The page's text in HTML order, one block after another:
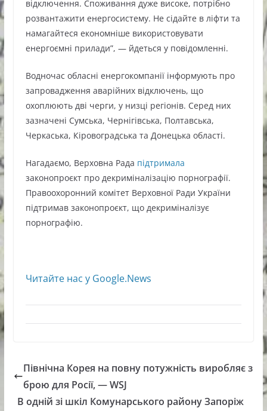
відключення. Споживання дуже високе, потрібно
розвантажити енергосистему. Не сідайте в ліфти та
намагайтеся економніше використовувати
енергоємні прилади”, — йдеться у повідомленні.
Водночас обласні енергокомпанії інформують про
запровадження аварійних відключень, що
охоплюють дві черги, у низці регіонів. Серед них
зазначені Сумська, Чернігівська, Полтавська,
Черкаська, Кіровоградська та Донецька області.
Нагадаємо, Верховна Рада підтримала
законопроєкт про декриміналізацію порнографії.
Правоохоронний комітет Верховної Ради України
підтримав законопроєкт, що декриміналізує
порнографію.
Читайте нас у Google.News
Північна Корея на повну потужність виробляє з
брою для Росії, — WSJ
В одній зі шкіл Комунарського району Запоріж